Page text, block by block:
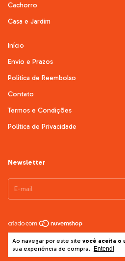
Ao navegar por este site você aceita o
sua experiência de compra.
Entendi
Cachorro
Casa e Jardim
Início
Envio e Prazos
Política de Reembolso
Contato
Termos e Condições
Política de Privacidade
Newsletter
Copyright Pet Maniacs - Loja Pet Online
reservados.